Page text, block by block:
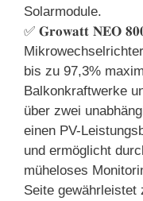
Solarmodule.
✅ 𝐆𝐫𝐨𝐰𝐚𝐭𝐭 𝐍𝐄𝐎
bis zu 97,3%
Balkonkraftwerke
über zwei
einen PV-
und ermöglicht
müheloses
Seite gewährleistet